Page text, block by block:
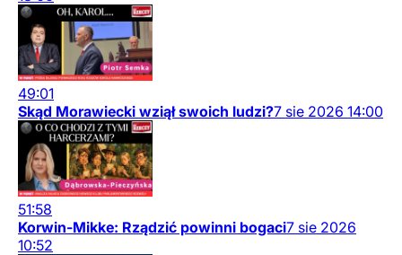
49:01
Skąd Morawiecki wziął swoich ludzi?7 sie 2026 14:00
51:58
Korwin-Mikke: Rządzić powinni bogaci7 sie 2026
10:52